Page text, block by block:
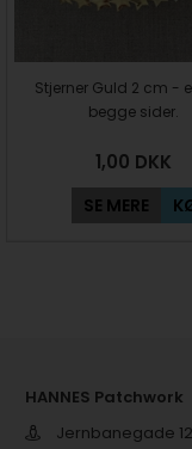
Stjerner Guld 2 cm -
begge sider.
1,00 DKK
SE MERE
HANNES Patchwork
Jernbanegade